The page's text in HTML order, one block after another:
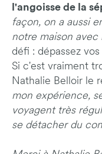
l'angoisse de la
façon, on a aussi
notre maison avec
défi : dépassez
Si c'est vraiment
Nathalie Belloir le
mon expérience,
voyagent très
se détacher du